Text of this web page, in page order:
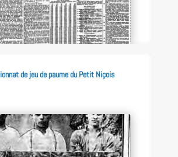
de jeu de paume du Petit Niçois